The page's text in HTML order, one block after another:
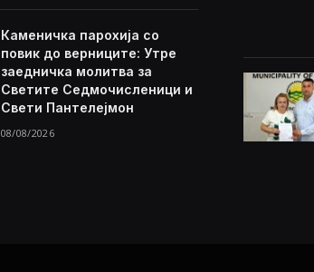
Каменичка парохија со
повик до верниците: Утре
заедничка молитва за
Светите Седмочисленици и
Свети Пантелејмон
08/08/2026